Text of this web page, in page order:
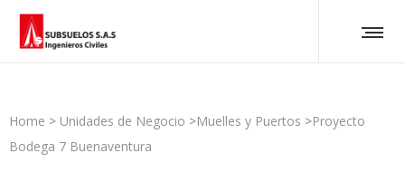
Home > Unidades de Negocio >Muelles y Puertos >Proyecto
Bodega 7 Buenaventura